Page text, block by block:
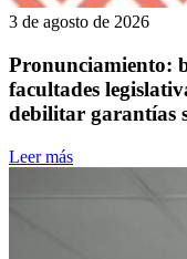
3 de agosto de 2026
Pronunciamiento:
facultades
debilitar garantías
Leer más